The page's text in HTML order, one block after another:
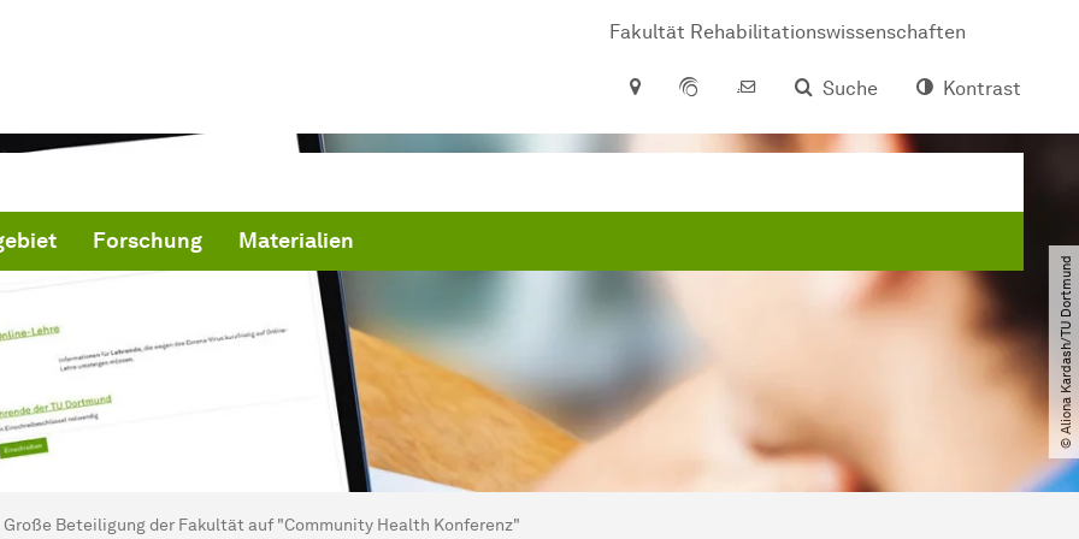
Fakultät Rehabilitationswissenschaften
Suche
Kontrast
Forschung Materialien
© Aliona Kardash​/​TU Dortmund
hier:
Große Beteiligung der Fakultät auf "Community Health Konferenz"